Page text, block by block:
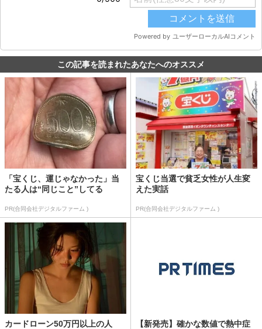
この記事を読まれたあなたへのオススメ
「宝くじ、運じゃなかった」当
たる人は“同じこと”してる
PR(合同会社デジタルファーム )
宝くじ当選で貧乏女性が人生変
えた実話
PR(合同会社デジタルファーム )
カードローン50万円以上の人
【新発売】確かな数値で熱中症